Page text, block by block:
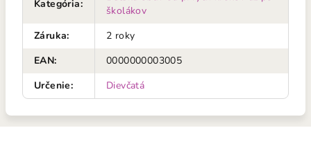
Kategória:
školákov
Záruka:
2 roky
EAN:
0000000003005
Určenie: Dievčatá